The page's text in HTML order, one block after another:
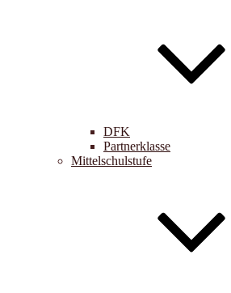
DFK
Partnerklasse
Mittelschulstufe